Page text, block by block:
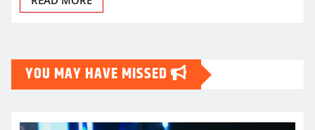
YOU MAY HAVE MISSED